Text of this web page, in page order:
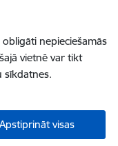
nepieciešamās
vietnē var tikt
sīkdatnes.
Apstiprināt visas